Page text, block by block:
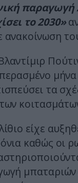
παραγωγή
το 2030»
ανακοίνωση
τα
είχε
καθώς οι
μπαταριών